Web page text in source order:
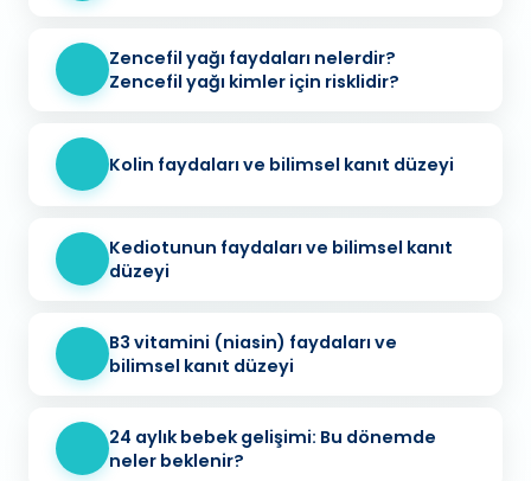
Zencefil yağı faydaları nelerdir?
Zencefil yağı kimler için risklidir?
Kolin faydaları ve bilimsel kanıt düzeyi
Kediotunun faydaları ve bilimsel kanıt
düzeyi
B3 vitamini (niasin) faydaları ve
bilimsel kanıt düzeyi
24 aylık bebek gelişimi: Bu dönemde
neler beklenir?